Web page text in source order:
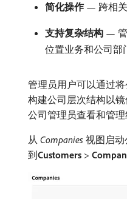
简化操作— 跨相关
支持复杂结构 — 管
位置业务和公司部
管理员用户可以通过
构建公司层次结构以
公司管理员查看和管理
从​ Companies 视图启
到​Customers >